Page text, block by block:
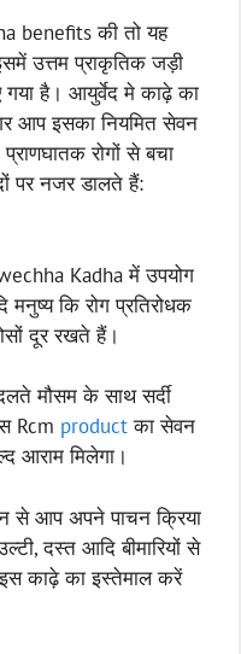
benefits की तो यह
उत्तम प्राकृतिक जड़ी
गया है। आयुर्वेद मे काढ़े का
आप इसका नियमित सेवन
रोगों से बचा
पर नजर डालते हैं:
Kadha में उपयोग
मनुष्य कि रोग प्रतिरोधक
दूर रखते हैं।
मौसम के साथ सर्दी
Rcm productका सेवन
मिलेगा।
आप अपने पाचन क्रिया
दस्त आदि बीमारियों से
काढ़े का इस्तेमाल करें